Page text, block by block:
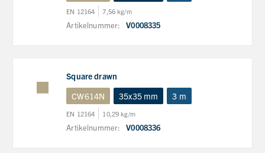
EN 12164 7,56 kg/m
Artikelnummer: V0008335
Square drawn
CW614N
35x35 mm 3 m
EN 12164 10,29 kg/m
Artikelnummer: V0008336